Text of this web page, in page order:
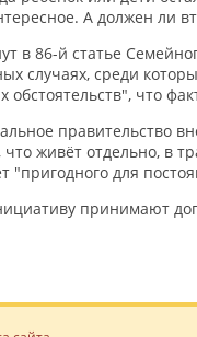
А должен ли
в 86-й статье
случаях, среди
что
правительство
что живёт отдельно,
"пригодного для
принимают